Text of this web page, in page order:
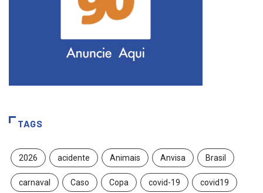
TAGS
2026 acidente Animais Anvisa Brasil
carnaval Caso Copa covid-19 covid19